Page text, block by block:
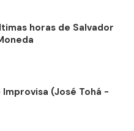
horas de Salvador
Improvisa (José Tohá -